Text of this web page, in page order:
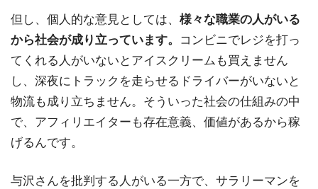
但し、個人的な意見としては、 様々な職業の人がいる
から社会が成り立っています。
コンビニでレジを打っ
てくれる人がいないとアイスクリームも買えません
し、深夜にトラックを走らせるドライバーがいないと
物流も成り立ちません。そういった社会の仕組みの中
で、アフィリエイターも存在意義、価値があるから稼
げるんです。
与沢さんを批判する人がいる一方で、サラリーマンを